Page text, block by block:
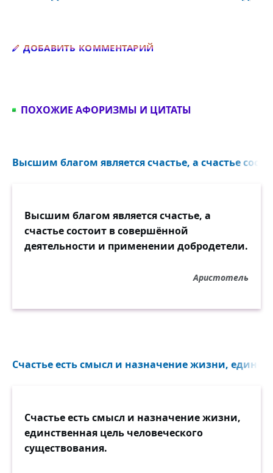
ДОБАВИТЬ КОММЕНТАРИЙ
ПОХОЖИЕ АФОРИЗМЫ И ЦИТАТЫ
Высшим благом является счастье, а счастье
Высшим благом является счастье, а
счастье состоит в совершённой
деятельности и применении добродетели.
Аристотель
Счастье есть смысл и назначение жизни,
Счастье есть смысл и назначение жизни,
единственная цель человеческого
существования.